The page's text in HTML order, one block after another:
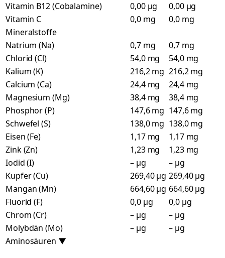
Vitamin B12 (Cobalamine)
0,00 µg
0,00 µg
Vitamin C
0,0 mg
0,0 mg
Mineralstoffe
Natrium (Na)
0,7 mg
0,7 mg
Chlorid (Cl)
54,0 mg
54,0 mg
Kalium (K)
216,2 mg 216,2 mg
Calcium (Ca)
24,4 mg
24,4 mg
Magnesium (Mg)
38,4 mg
38,4 mg
Phosphor (P)
147,6 mg 147,6 mg
Schwefel (S)
138,0 mg 138,0 mg
Eisen (Fe)
1,17 mg
1,17 mg
Zink (Zn)
1,23 mg
1,23 mg
Iodid (I)
– µg
– µg
Kupfer (Cu)
269,40 µg 269,40 µg
Mangan (Mn)
664,60 µg 664,60 µg
Fluorid (F)
0,0 µg
0,0 µg
Chrom (Cr)
– µg
– µg
Molybdän (Mo)
– µg
– µg
Aminosäuren ▼